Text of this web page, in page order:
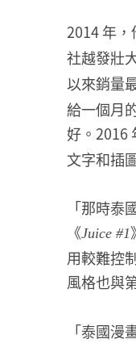
2014 年
社越發壯
以來銷量
給一個月
好。2016
文字和插
「那時
《Juice #1
用較難控
風格也與
「泰國